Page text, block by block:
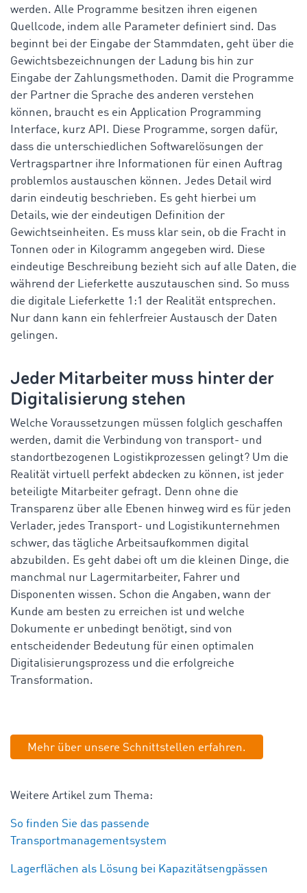
werden. Alle Programme besitzen ihren eigenen
Quellcode, indem alle Parameter definiert sind. Das
beginnt bei der Eingabe der Stammdaten, geht über die
Gewichtsbezeichnungen der Ladung bis hin zur
Eingabe der Zahlungsmethoden. Damit die Programme
der Partner die Sprache des anderen verstehen
können, braucht es ein Application Programming
Interface, kurz API. Diese Programme, sorgen dafür,
dass die unterschiedlichen Softwarelösungen der
Vertragspartner ihre Informationen für einen Auftrag
problemlos austauschen können. Jedes Detail wird
darin eindeutig beschrieben. Es geht hierbei um
Details, wie der eindeutigen Definition der
Gewichtseinheiten. Es muss klar sein, ob die Fracht in
Tonnen oder in Kilogramm angegeben wird. Diese
eindeutige Beschreibung bezieht sich auf alle Daten, die
während der Lieferkette auszutauschen sind. So muss
die digitale Lieferkette 1:1 der Realität entsprechen.
Nur dann kann ein fehlerfreier Austausch der Daten
gelingen.
Jeder Mitarbeiter muss hinter der
Digitalisierung stehen
Welche Voraussetzungen müssen folglich geschaffen
werden, damit die Verbindung von transport- und
standortbezogenen Logistikprozessen gelingt? Um die
Realität virtuell perfekt abdecken zu können, ist jeder
beteiligte Mitarbeiter gefragt. Denn ohne die
Transparenz über alle Ebenen hinweg wird es für jeden
Verlader, jedes Transport- und Logistikunternehmen
schwer, das tägliche Arbeitsaufkommen digital
abzubilden. Es geht dabei oft um die kleinen Dinge, die
manchmal nur Lagermitarbeiter, Fahrer und
Disponenten wissen. Schon die Angaben, wann der
Kunde am besten zu erreichen ist und welche
Dokumente er unbedingt benötigt, sind von
entscheidender Bedeutung für einen optimalen
Digitalisierungsprozess und die erfolgreiche
Transformation.
Mehr über unsere Schnittstellen erfahren.
Weitere Artikel zum Thema:
So finden Sie das passende
Transportmanagementsystem
Lagerflächen als Lösung bei Kapazitätsengpässen